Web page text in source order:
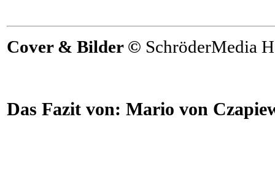
Cover & Bilder © SchröderMedia
Das Fazit von: Mario von